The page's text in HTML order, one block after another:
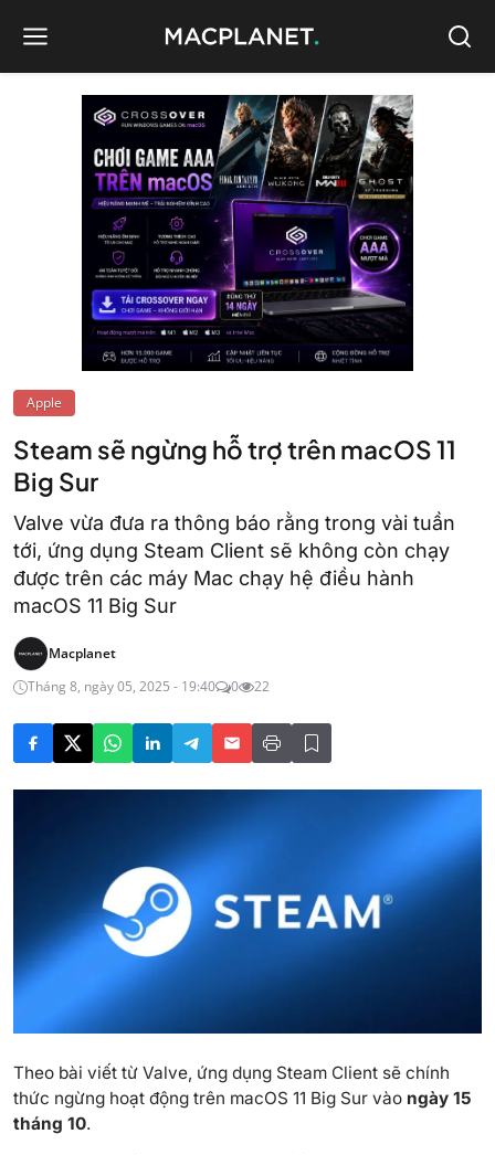
Apple
Steam sẽ ngừng hỗ trợ trên macOS 11
Big Sur
Valve vừa đưa ra thông báo rằng trong vài tuần
tới, ứng dụng Steam Client sẽ không còn chạy
được trên các máy Mac chạy hệ điều hành
macOS 11 Big Sur
Macplanet
Tháng 8, ngày 05, 2025 - 19:40
0 22
Theo bài viết từ Valve, ứng dụng Steam Client sẽ chính
thức ngừng hoạt động trên macOS 11 Big Sur vào ngày 15
tháng 10.